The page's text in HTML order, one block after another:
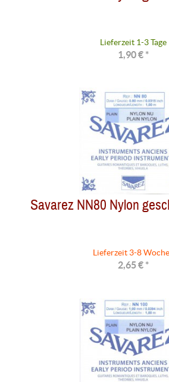
Lieferzeit 1-3 Tage
1,90 € *
Savarez NN80 Nylon
Lieferzeit 3-8
2,65 € *